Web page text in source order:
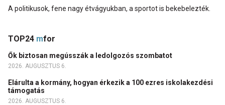
A politikusok, fene nagy étvágyukban, a sportot is bekebelezték.
TOP24 mfor
Ők biztosan megússzák a ledolgozós szombatot
2026. AUGUSZTUS 6.
Elárulta a kormány, hogyan érkezik a 100 ezres iskolakezdési
támogatás
2026. AUGUSZTUS 6.